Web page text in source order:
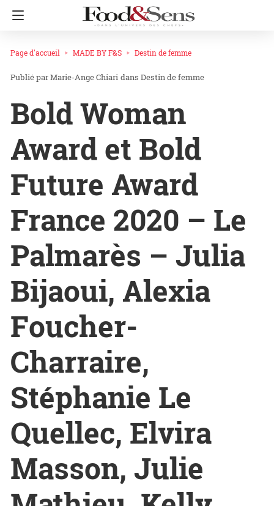
Page d'accueil MADE BY F&S Destin de femme
Marie-Ange Chiari dans Destin de femme
Bold Woman
Award et Bold
Future Award
France 2020 – Le
Palmarès – Julia
Bijaoui, Alexia
Foucher-
Charraire,
Stéphanie Le
Quellec, Elvira
Masson, Julie